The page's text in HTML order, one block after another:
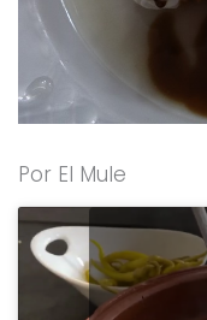
Por El Mule